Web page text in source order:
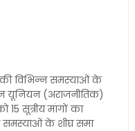
विभिन्न समस्याओं के
यूनियन (अराजनीतिक)
15 सूत्रीय मांगों का
समस्याओं के शीघ्र समा